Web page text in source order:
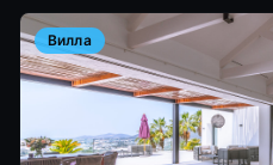
Вилла